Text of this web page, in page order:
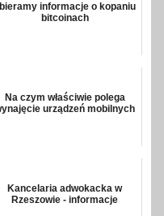
informacje o kopaniu
bitcoinach
Na czym właściwie polega
urządzeń mobilnych
Kancelaria adwokacka w
Rzeszowie - informacje